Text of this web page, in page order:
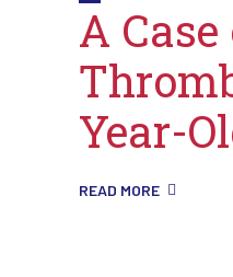
A
Year-
READ MORE